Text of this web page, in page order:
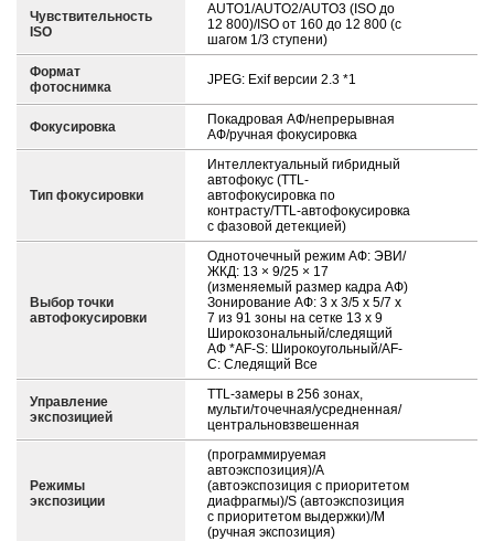
Чувствительность
ISO
AUTO1/AUTO2/AUTO3 (ISO до
12 800)/ISO от 160 до 12 800 (с
шагом 1/3 ступени)
Формат
фотоснимка
JPEG: Exif версии 2.3 *1
Фокусировка
Покадровая АФ/непрерывная
АФ/ручная фокусировка
Тип фокусировки
Интеллектуальный гибридный
автофокус (TTL-
автофокусировка по
контрасту/TTL-автофокусировка
с фазовой детекцией)
Выбор точки
автофокусировки
Одноточечный режим АФ: ЭВИ/
ЖКД: 13 × 9/25 × 17
(изменяемый размер кадра АФ)
Зонирование АФ: 3 x 3/5 x 5/7 x
7 из 91 зоны на сетке 13 x 9
Широкозональный/следящий
АФ *AF-S: Широкоугольный/AF-
C: Следящий Все
Управление
экспозицией
TTL-замеры в 256 зонах,
мульти/точечная/усредненная/
центральновзвешенная
Режимы
экспозиции
(программируемая
автоэкспозиция)/A
(автоэкспозиция с приоритетом
диафрагмы)/S (автоэкспозиция
с приоритетом выдержки)/M
(ручная экспозиция)